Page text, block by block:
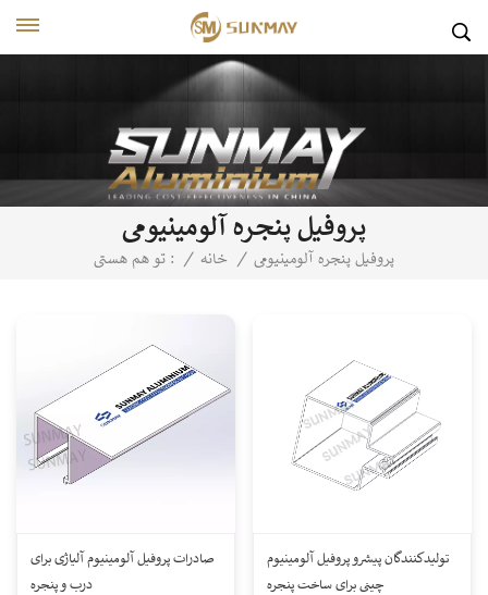
پروفیل پنجره آلومینیومی
تو هم هستی : / خانه / پروفیل پنجره آلومینیومی
صادرات پروفیل آلومینیوم آلیاژی برای
درب و پنجره
تولیدکنندگان پیشرو پروفیل آلومینیوم
چینی برای ساخت پنجره